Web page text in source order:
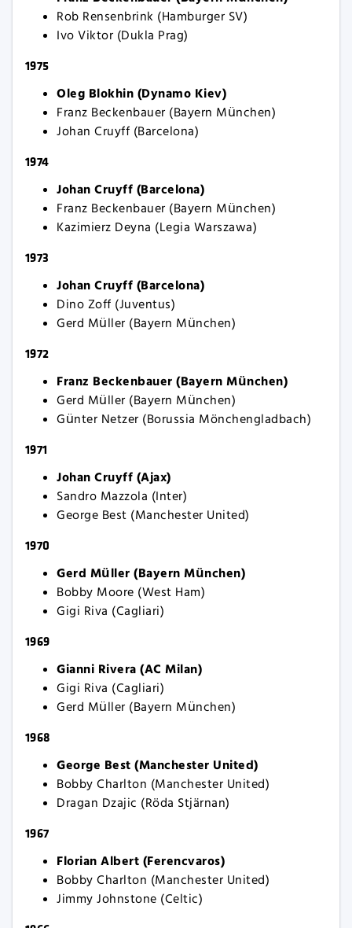
Rob Rensenbrink (Hamburger SV)
Ivo Viktor (Dukla Prag)
1975
Oleg Blokhin (Dynamo Kiev)
Franz Beckenbauer (Bayern München)
Johan Cruyff (Barcelona)
1974
Johan Cruyff (Barcelona)
Franz Beckenbauer (Bayern München)
Kazimierz Deyna (Legia Warszawa)
1973
Johan Cruyff (Barcelona)
Dino Zoff (Juventus)
Gerd Müller (Bayern München)
1972
Franz Beckenbauer (Bayern München)
Gerd Müller (Bayern München)
Günter Netzer (Borussia Mönchengladbach)
1971
Johan Cruyff (Ajax)
Sandro Mazzola (Inter)
George Best (Manchester United)
1970
Gerd Müller (Bayern München)
Bobby Moore (West Ham)
Gigi Riva (Cagliari)
1969
Gianni Rivera (AC Milan)
Gigi Riva (Cagliari)
Gerd Müller (Bayern München)
1968
George Best (Manchester United)
Bobby Charlton (Manchester United)
Dragan Dzajic (Röda Stjärnan)
1967
Florian Albert (Ferencvaros)
Bobby Charlton (Manchester United)
Jimmy Johnstone (Celtic)